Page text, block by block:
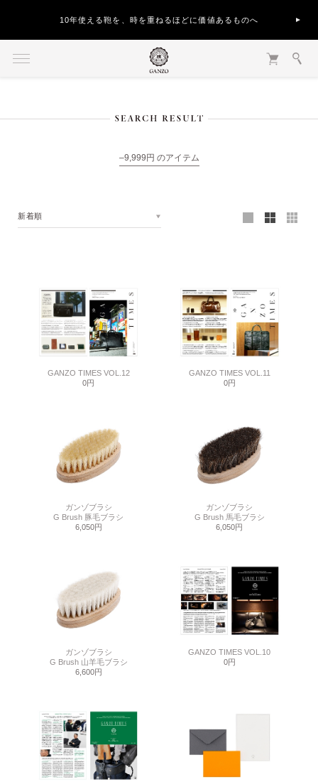
10年使える鞄を、時を重ねるほどに価値あるものへ
–9,999円 のアイテム
新着順
GANZO TIMES VOL.12
0円
GANZO TIMES VOL.11
0円
ガンゾブラシ
G Brush 豚毛ブラシ
6,050円
ガンゾブラシ
G Brush 馬毛ブラシ
6,050円
ガンゾブラシ
G Brush 山羊毛ブラシ
6,600円
GANZO TIMES VOL.10
0円